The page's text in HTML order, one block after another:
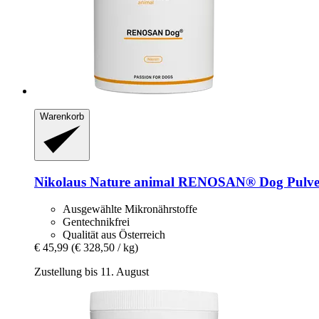
Warenkorb
Nikolaus Nature animal RENOSAN® Dog
Ausgewählte Mikronährstoffe
Gentechnikfrei
Qualität aus Österreich
€ 45,99 (€ 328,50 / kg)
Zustellung bis 11. August